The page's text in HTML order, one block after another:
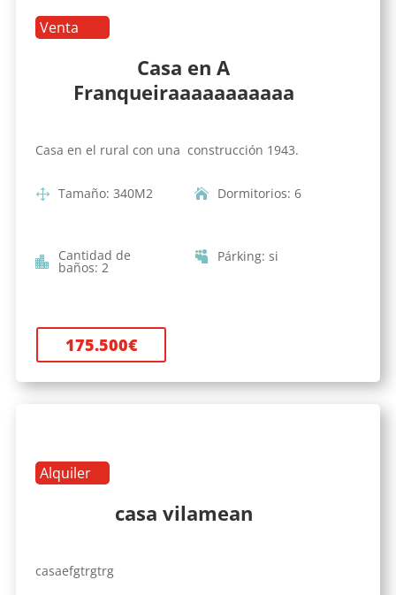
Venta
Casa en A
Franqueiraaaaaaaaaaa
Casa en el rural con una construcción 1943.
Tamaño: 340M2 Dormitorios: 6
Cantidad de
baños: 2
Párking: si
175.500€
Alquiler
casa vilamean
casaefgtrgtrg